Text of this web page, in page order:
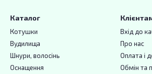
Каталог
Котушки
Вудилища
Шнури, волосінь
Оснащення
Вхід до
Про нас
Оплата і
Обмін та